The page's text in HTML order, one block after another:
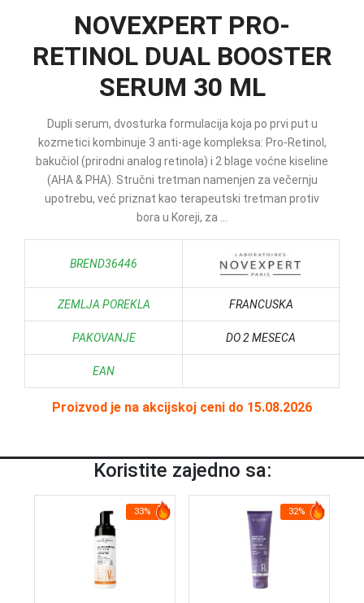
NOVEXPERT PRO-
RETINOL DUAL BOOSTER
SERUM 30 ML
Dupli serum, dvosturka formulacija koja po prvi put u
kozmetici kombinuje 3 anti-age kompleksa: Pro-Retinol,
bakučiol (prirodni analog retinola) i 2 blage voćne kiseline
(AHA & PHA). Stručni tretman namenjen za večernju
upotrebu, već priznat kao terapeutski tretman protiv
bora u Koreji, za ...
BREND36446
ZEMLJA POREKLA FRANCUSKA
PAKOVANJE DO 2 MESECA
EAN
Proizvod je na akcijskoj ceni do 15.08.2026
Koristite zajedno sa:
33% 32%